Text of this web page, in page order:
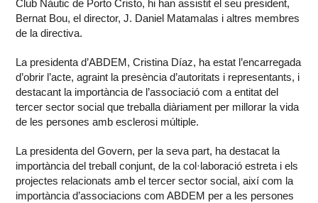
Club Nàutic de Porto Cristo, hi han assistit el seu president,
Bernat Bou, el director, J. Daniel Matamalas i altres membres
de la directiva.
La presidenta d’ABDEM, Cristina Díaz, ha estat l’encarregada
d’obrir l’acte, agraint la presència d’autoritats i representants, i
destacant la importància de l’associació com a entitat del
tercer sector social que treballa diàriament per millorar la vida
de les persones amb esclerosi múltiple.
La presidenta del Govern, per la seva part, ha destacat la
importància del treball conjunt, de la col·laboració estreta i els
projectes relacionats amb el tercer sector social, així com la
importància d’associacions com ABDEM per a les persones